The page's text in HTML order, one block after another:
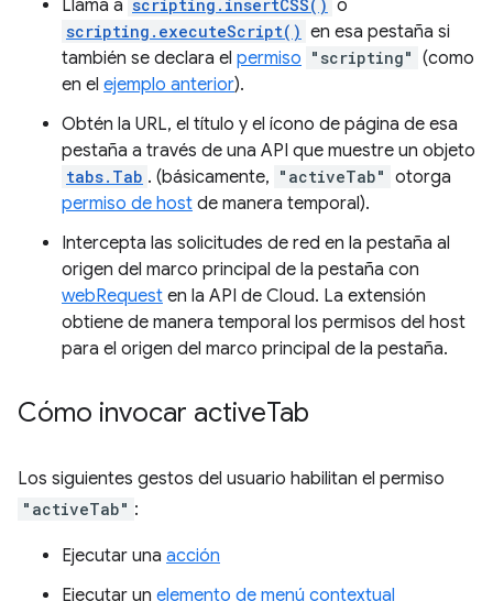
Llama a scripting.insertCSS() o
scripting.executeScript() en esa pestaña si
también se declara el permiso "scripting" (como
en el ejemplo anterior).
Obtén la URL, el título y el ícono de página de esa
pestaña a través de una API que muestre un objeto
tabs.Tab . (básicamente, "activeTab" otorga
permiso de host de manera temporal).
Intercepta las solicitudes de red en la pestaña al
origen del marco principal de la pestaña con
webRequest en la API de Cloud. La extensión
obtiene de manera temporal los permisos del host
para el origen del marco principal de la pestaña.
Cómo invocar activeTab
Los siguientes gestos del usuario habilitan el permiso
"activeTab" :
Ejecutar una acción
Ejecutar un elemento de menú contextual